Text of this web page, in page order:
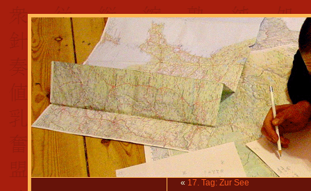
« 17. Tag: Zur See